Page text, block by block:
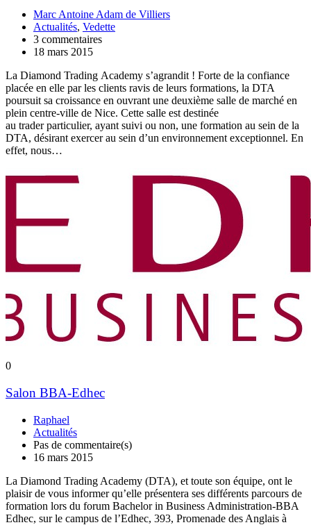
Marc Antoine Adam de Villiers
Actualités, Vedette
3 commentaires
18 mars 2015
La Diamond Trading Academy s’agrandit ! Forte de la confiance
placée en elle par les clients ravis de leurs formations, la DTA
poursuit sa croissance en ouvrant une deuxième salle de marché en
plein centre-ville de Nice. Cette salle est destinée
au trader particulier, ayant suivi ou non, une formation au sein de la
DTA, désirant exercer au sein d’un environnement exceptionnel. En
effet, nous…
0
Salon BBA-Edhec
Raphael
Actualités
Pas de commentaire(s)
16 mars 2015
La Diamond Trading Academy (DTA), et toute son équipe, ont le
plaisir de vous informer qu’elle présentera ses différents parcours de
formation lors du forum Bachelor in Business Administration-BBA
Edhec, sur le campus de l’Edhec, 393, Promenade des Anglais à